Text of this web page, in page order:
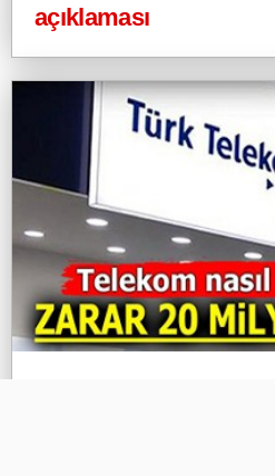
açıklaması